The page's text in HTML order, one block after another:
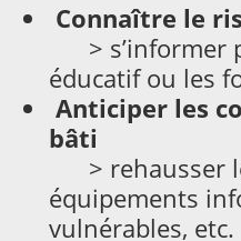
Connaître le
> s’informer
éducatif ou les
Anticiper les
bâti
> rehausser
équipements
vulnérables, etc.